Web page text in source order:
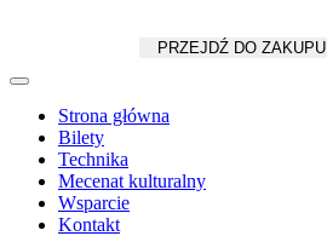
PRZEJDŹ DO ZAKUPU
Strona główna
Bilety
Technika
Mecenat kulturalny
Wsparcie
Kontakt